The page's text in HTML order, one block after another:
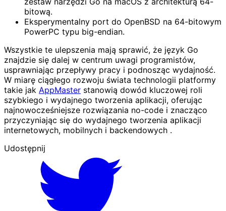
bitową.
Eksperymentalny port do OpenBSD na 64-bitowym
PowerPC typu big-endian.
Wszystkie te ulepszenia mają sprawić, że język Go
znajdzie się dalej w centrum uwagi programistów,
usprawniając przepływy pracy i podnosząc wydajność.
W miarę ciągłego rozwoju świata technologii platformy
takie jak AppMaster stanowią dowód kluczowej roli
szybkiego i wydajnego tworzenia aplikacji, oferując
najnowocześniejsze rozwiązania no-code i znacząco
przyczyniając się do wydajnego tworzenia aplikacji
internetowych, mobilnych i backendowych .
Udostępnij